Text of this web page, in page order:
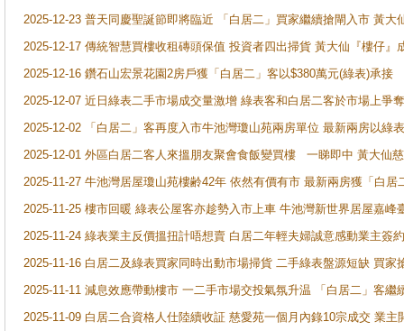
2025-12-23 普天同慶聖誕節即將臨近 「白居二」買家繼續搶閘入市 黃
2025-12-17 傳統智慧買樓收租磚頭保值 投資者四出掃貨 黃大仙『樓仔
2025-12-16 鑽石山宏景花園2房戶獲「白居二」客以$380萬元(綠表)承接
2025-12-07 近日綠表二手市場成交量激增 綠表客和白居二客於市場上
2025-12-02 「白居二」客再度入市牛池灣瓊山苑兩房單位 最新兩房以綠
2025-12-01 外區白居二客人來搵朋友聚會食飯變買樓 一睇即中 黃大仙
2025-11-27 牛池灣居屋瓊山苑樓齢42年 依然有價有市 最新兩房獲「白居
2025-11-25 樓市回暖 綠表公屋客亦趁勢入市上車 牛池灣新世界居屋嘉峰
2025-11-24 綠表業主反價搵扭計唔想賣 白居二年輕夫婦誠意感動業主簽
2025-11-16 白居二及綠表買家同時出動市場掃貨 二手綠表盤源短缺 買
2025-11-11 減息效應帶動樓市 一二手市場交投氣氛升温 「白居二」客
2025-11-09 白居二合資格人仕陸續收証 慈愛苑一個月內錄10宗成交 業